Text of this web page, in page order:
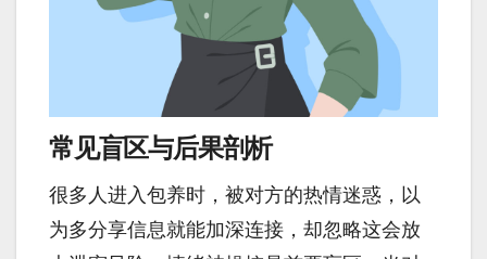
常见盲区与后果剖析
很多人进入包养时，被对方的热情迷惑，以
为多分享信息就能加深连接，却忽略这会放